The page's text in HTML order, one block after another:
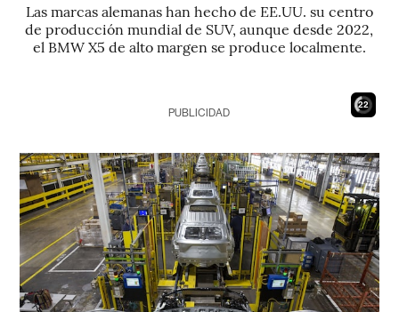
Las marcas alemanas han hecho de EE.UU. su centro
de producción mundial de SUV, aunque desde 2022,
el BMW X5 de alto margen se produce localmente.
21
PUBLICIDAD